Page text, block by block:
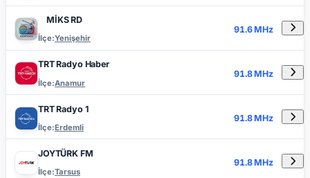
MİKS RD
İlçe:Yenişehir
91.6 MHz
TRT Radyo Haber
İlçe:Anamur
91.8 MHz
TRT Radyo 1
İlçe:Erdemli
91.8 MHz
JOYTÜRK FM
İlçe:Tarsus
91.8 MHz